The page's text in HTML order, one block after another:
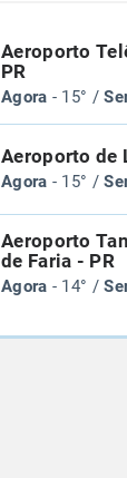
Aeroporto
PR
Agora - 15° /
Aeroporto de
Agora - 15° /
Aeroporto
de Faria - PR
Agora - 14° /